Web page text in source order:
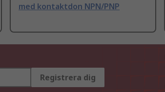
med kontaktdon NPN/PNP
Registrera dig